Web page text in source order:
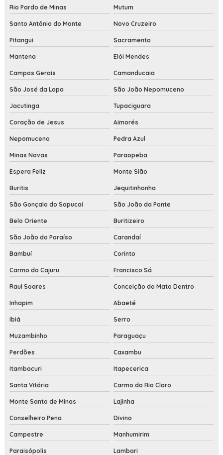
Rio Pardo de Minas Mutum
Santo Antônio do Monte Novo Cruzeiro
Pitangui Sacramento
Mantena Elói Mendes
Campos Gerais Camanducaia
São José da Lapa São João Nepomuceno
Jacutinga Tupaciguara
Coração de Jesus Aimorés
Nepomuceno Pedra Azul
Minas Novas Paraopeba
Espera Feliz Monte Sião
Buritis Jequitinhonha
São Gonçalo do Sapucaí São João da Ponte
Belo Oriente Buritizeiro
São João do Paraíso Carandaí
Bambuí Corinto
Carmo do Cajuru Francisco Sá
Raul Soares Conceição do Mato Dentro
Inhapim Abaeté
Ibiá Serro
Muzambinho Paraguaçu
Perdões Caxambu
Itambacuri Itapecerica
Santa Vitória Carmo do Rio Claro
Monte Santo de Minas Lajinha
Conselheiro Pena Divino
Campestre Manhumirim
Paraisópolis Lambari